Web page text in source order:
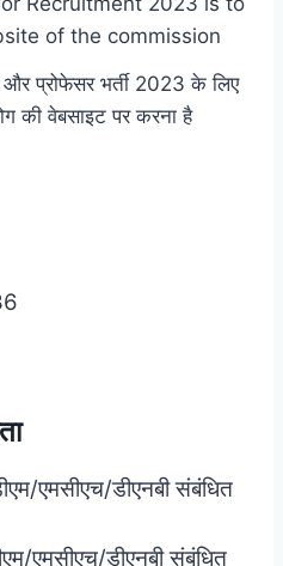
और प्रोफेसर भर्ती 2023 के लिए
वेबसाइट पर करना है
एमसीएच/डीएनबी संबंधित
एमसीएच/डीएनबी संबंधित